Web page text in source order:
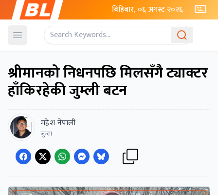
बिहिबार, ०६ अगस्ट २०२६
Open menu
श्रीमानको निधनपछि मिलसँगै ट्याक्टर
हाँकिरहेकी जुम्ली बटन
महेश नेपाली
जुम्ला